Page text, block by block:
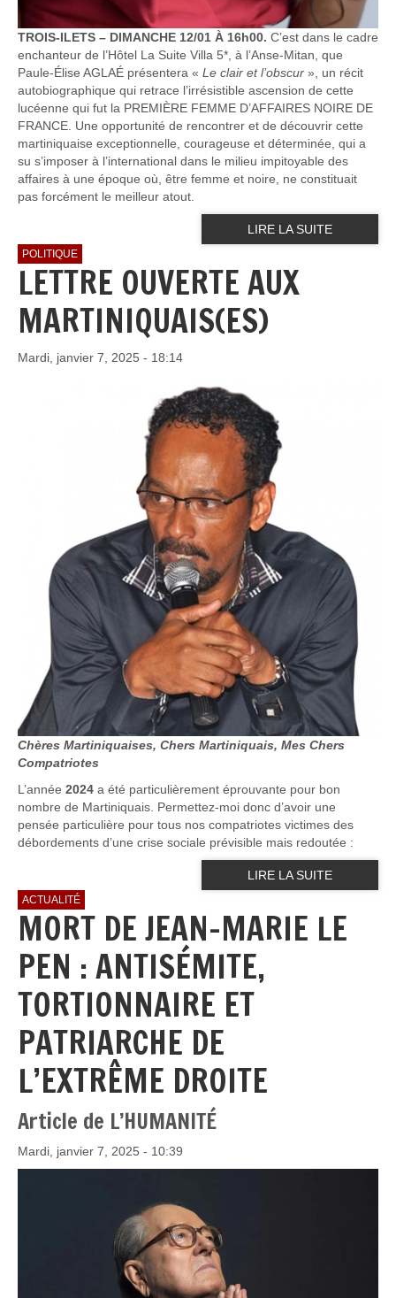
TROIS-ILETS – DIMANCHE 12/01 À 16h00. C’est dans le cadre
enchanteur de l’Hôtel La Suite Villa 5*, à l’Anse-Mitan, que
Paule-Élise AGLAÉ présentera « Le clair et l’obscur », un récit
autobiographique qui retrace l’irrésistible ascension de cette
lucéenne qui fut la PREMIÈRE FEMME D’AFFAIRES NOIRE DE
FRANCE. Une opportunité de rencontrer et de découvrir cette
martiniquaise exceptionnelle, courageuse et déterminée, qui a
su s’imposer à l’international dans le milieu impitoyable des
affaires à une époque où, être femme et noire, ne constituait
pas forcément le meilleur atout.
LIRE LA SUITE
POLITIQUE
LETTRE OUVERTE AUX
MARTINIQUAIS(ES)
Mardi, janvier 7, 2025 - 18:14
Chères Martiniquaises, Chers Martiniquais, Mes Chers
Compatriotes
L’année 2024 a été particulièrement éprouvante pour bon
nombre de Martiniquais. Permettez-moi donc d’avoir une
pensée particulière pour tous nos compatriotes victimes des
débordements d’une crise sociale prévisible mais redoutée :
LIRE LA SUITE
ACTUALITÉ
MORT DE JEAN-MARIE LE
PEN : ANTISÉMITE,
TORTIONNAIRE ET
PATRIARCHE DE
L’EXTRÊME DROITE
Article de L’HUMANITÉ
Mardi, janvier 7, 2025 - 10:39